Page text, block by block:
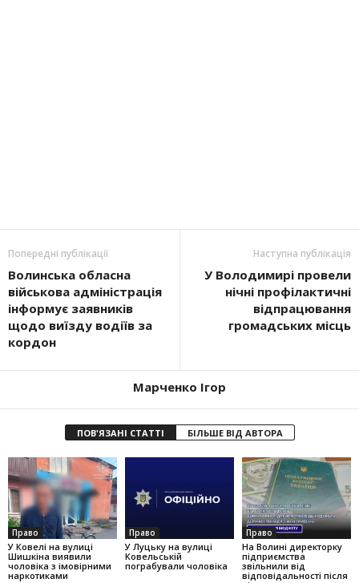
Попередні публікації
Волинська обласна
військова адміністрація
інформує заявників
щодо виїзду водіїв за
кордон
Наступна публікація
У Володимирі провели
нічні профілактичні
відпрацювання
громадських місць
Марченко Ігор
ПОВ'ЯЗАНІ СТАТТІ БІЛЬШЕ ВІД АВТОРА
Право
У Ковелі на вулиці
Шишкіна виявили
чоловіка з імовірними
наркотиками
Право
У Луцьку на вулиці
Ковельській
пограбували чоловіка
Право
На Волині директорку
підприємства
звільнили від
відповідальності після